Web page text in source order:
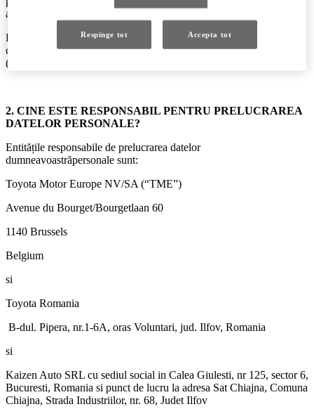
această politică.
La sfârșitul acestei politici, veți găsi câteva definiții ale anumitor
concepte cheie utilizate în această politică și care sunt capitalizate
(de exemplu, datele personale, procesarea, operatorul de date).
2. CINE ESTE RESPONSABIL PENTRU PRELUCRAREA
DATELOR PERSONALE?
Entitățile responsabile de prelucrarea datelor
dumneavoastrăpersonale sunt:
Toyota Motor Europe NV/SA (“TME”)
Avenue du Bourget/Bourgetlaan 60
1140 Brussels
Belgium
si
Toyota Romania
B-dul. Pipera, nr.1-6A, oras Voluntari, jud. Ilfov, Romania
si
Kaizen Auto SRL cu sediul social in Calea Giulesti, nr 125, sector 6,
Bucuresti, Romania si punct de lucru la adresa Sat Chiajna, Comuna
Chiajna, Strada Industriilor, nr. 68, Judet Ilfov
Respinge tot Accepta tot